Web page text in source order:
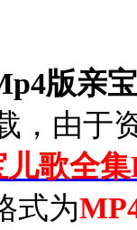
恭喜
恭喜
恭喜
恭喜
恭喜
恭喜
恭喜
恭喜
版亲
，由于
儿歌全
式为